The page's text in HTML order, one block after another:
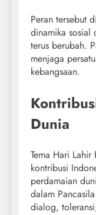
Peran tersebut
dinamika sosial
terus berubah.
menjaga
kebangsaan.
Dunia
Tema Hari
kontribusi
perdamaian
dalam
dialog,